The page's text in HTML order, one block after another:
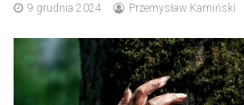
9 grudnia 2024 Przemysław Kamiński